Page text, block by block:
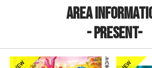
AREA
- PRESENT-